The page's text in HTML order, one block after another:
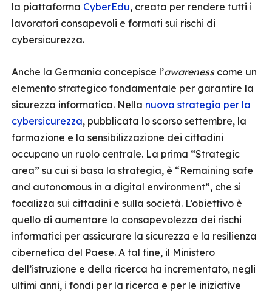
la piattaforma CyberEdu, creata per rendere tutti i
lavoratori consapevoli e formati sui rischi di
cybersicurezza.
Anche la Germania concepisce l’awarenesscome un
elemento strategico fondamentale per garantire la
sicurezza informatica. Nella nuova strategia per la
cybersicurezza, pubblicata lo scorso settembre, la
formazione e la sensibilizzazione dei cittadini
occupano un ruolo centrale. La prima “Strategic
area” su cui si basa la strategia, è “Remaining safe
and autonomous in a digital environment”, che si
focalizza sui cittadini e sulla società. L’obiettivo è
quello di aumentare la consapevolezza dei rischi
informatici per assicurare la sicurezza e la resilienza
cibernetica del Paese. A tal fine, il Ministero
dell’istruzione e della ricerca ha incrementato, negli
ultimi anni, i fondi per la ricerca e per le iniziative